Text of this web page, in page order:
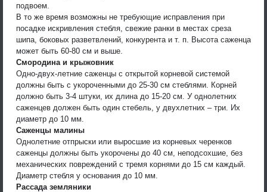
подвоем.
В то же время возможны не требующие исправления при
посадке искривления стебля, свежие ранки в местах среза
шипа, боковых разветвлений, конкурента и т. п. Высота саженца
может быть 60-80 см и выше.
Смородина и крыжовник
Одно-двух-летние саженцы с открытой корневой системой
должны быть с укороченными до 25-30 см стеблями. Корней
должно быть 3-4 штуки, их длина до 15-20 см. У однолетних
саженцев должен быть один стебель, у двухлетних – три. Их
диаметр до 10 мм.
Саженцы малины
Однолетние отпрыски или выросшие из корневых черенков
саженцы должны быть укорочены до 40 см, неподсохшие, без
механических повреждений с тремя корнями до 15 см каждый.
Диаметр стебля у основания до 10 мм.
Рассада земляники